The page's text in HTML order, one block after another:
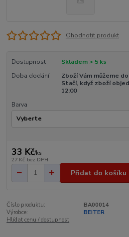
Ohodnotit produkt
Dostupnost
Skladem > 5 ks
Doba dodání
Zboží Vám můžeme
Stačí, když zboží
12:00
Barva
33 Kč/ks
27 Kč bez DPH
Přidat do košíku
Číslo produktu:
BA00014
Výrobce:
BEITER
Hlídat cenu / dostupnost